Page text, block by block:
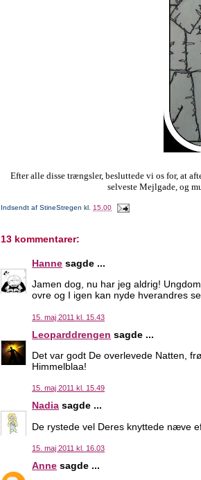
Efter alle disse trængsler, besluttede vi os for, at
selveste Mejlgade, og
Indsendt afStineStregen kl.15.00
13 kommentarer:
Hanne sagde ...
Jamen dog, nu har jeg aldrig!
ovre og I igen kan nyde hverandres
15. maj 2011 kl. 15.43
Leoparddrengen sagde ...
Det var godt De overlevede Natten,
Himmelblaa!
15. maj 2011 kl. 15.49
Nadia sagde ...
De rystede vel Deres knyttede næve
15. maj 2011 kl. 16.03
Anne sagde ...